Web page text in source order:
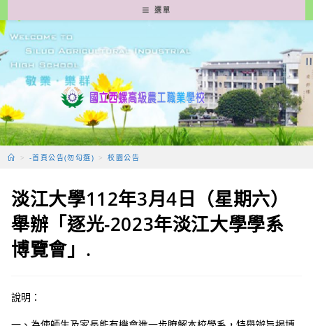
轉
至
要
容
選單
> -首頁公告(勿勾選) > 校園公告
淡江大學112年3月4日（星期六）
舉辦「逐光-2023年淡江大學學系
博覽會」.
說明：